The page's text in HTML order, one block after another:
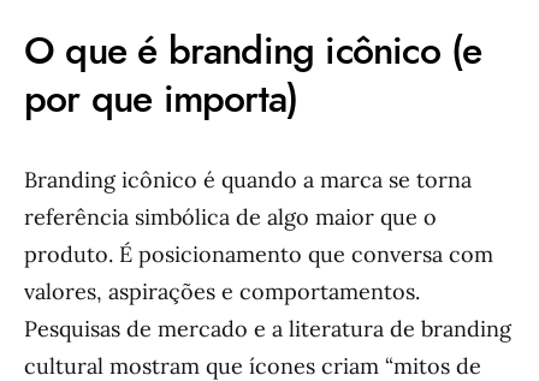
O que é branding icônico (e
por que importa)
Branding icônico é quando a marca se torna
referência simbólica de algo maior que o
produto. É posicionamento que conversa com
valores, aspirações e comportamentos.
Pesquisas de mercado e a literatura de branding
cultural mostram que ícones criam “mitos de